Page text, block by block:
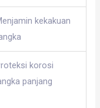
kekakuan
korosi
panjang